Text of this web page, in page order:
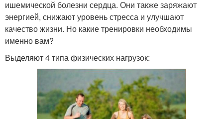
ишемической болезни сердца. Они также заряжают
энергией, снижают уровень стресса и улучшают
качество жизни. Но какие тренировки необходимы
именно вам?
Выделяют 4 типа физических нагрузок: